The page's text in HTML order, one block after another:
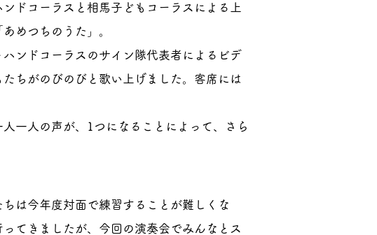
ドコーラスと相馬子どもコーラスによる上
めつちのうた」。
ンドコーラスのサイン隊代表者によるビデ
ちがのびのびと歌い上げました。客席には
一人の声が、1つになることによって、さら
は今年度対面で練習することが難しくな
てきましたが、今回の演奏会でみんなとス